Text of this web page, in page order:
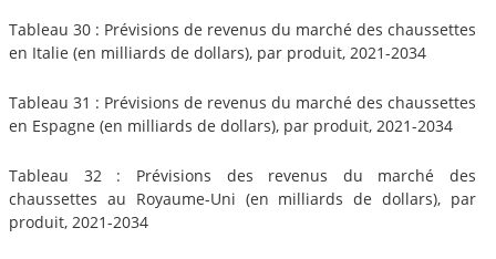
Tableau 30 : Prévisions de revenus du marché des chaussettes
en Italie (en milliards de dollars), par produit, 2021-2034
Tableau 31 : Prévisions de revenus du marché des chaussettes
en Espagne (en milliards de dollars), par produit, 2021-2034
Tableau 32 : Prévisions des revenus du marché des
chaussettes au Royaume-Uni (en milliards de dollars), par
produit, 2021-2034